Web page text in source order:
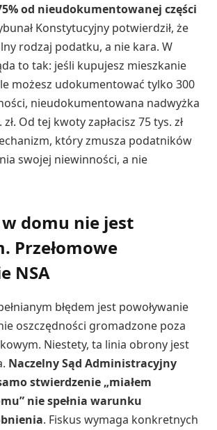
od nieudokumentowanej części
Konstytucyjny potwierdził, że
rodzaj podatku, a nie kara. W
to tak: jeśli kupujesz mieszkanie
możesz udokumentować tylko 300
nieudokumentowana nadwyżka
Od tej kwoty zapłacisz 75 tys. zł
który zmusza podatników
swojej niewinności, a nie
domu nie jest
Przełomowe
NSA
błędem jest powoływanie
oszczędności gromadzone poza
Niestety, ta linia obrony jest
Naczelny Sąd Administracyjny
stwierdzenie „miałem
nie spełnia warunku
. Fiskus wymaga konkretnych